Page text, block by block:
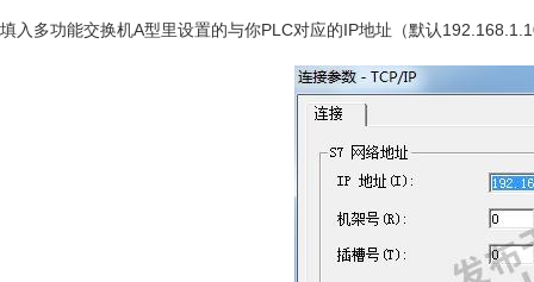
填入多功能交换机A型里设置的与你PLC对应的IP地址（默认